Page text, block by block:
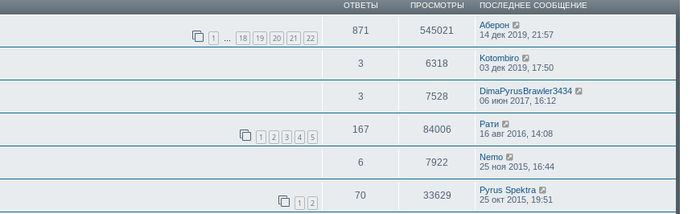
ОТВЕТЫ ПРОСМОТРЫ ПОСЛЕДНЕЕ СООБЩЕНИЕ
1 … 18 19 20 21 22
871 545021
Аберон
14 дек 2019, 21:57
3 6318
Kotombiro
03 дек 2019, 17:50
3 7528
DimaPyrusBrawler3434
06 июн 2017, 16:12
1 2 3 4 5
167 84006
Рати
16 авг 2016, 14:08
6 7922
Nemo
25 ноя 2015, 16:44
1 2
70 33629
Pyrus Spektra
25 окт 2015, 19:51